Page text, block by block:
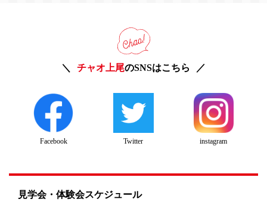
チャオ上尾のSNSはこちら
Facebook Twitter instagram
見学会・体験会スケジュール